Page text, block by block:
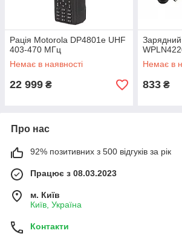
Рація Motorola DP4801e UHF
403-470 МГц
Немає в наявності
22 999 ₴
Зарядний
Немає в
833 ₴
Про нас
92% позитивних з 500 відгуків за рік
Працює з 08.03.2023
м. Київ
Київ, Україна
Контакти